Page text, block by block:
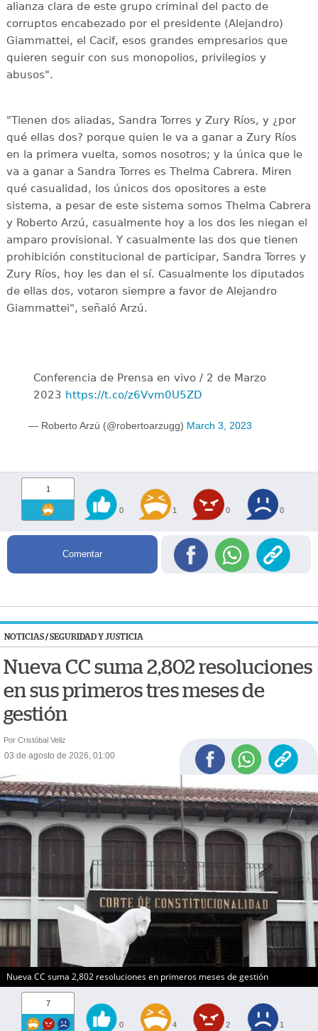
alianza clara de este grupo criminal del pacto de
corruptos encabezado por el presidente (Alejandro)
Giammattei, el Cacif, esos grandes empresarios que
quieren seguir con sus monopolios, privilegios y
abusos".
"Tienen dos aliadas, Sandra Torres y Zury Ríos, y ¿por
qué ellas dos? porque quien le va a ganar a Zury Ríos
en la primera vuelta, somos nosotros; y la única que le
va a ganar a Sandra Torres es Thelma Cabrera. Miren
qué casualidad, los únicos dos opositores a este
sistema, a pesar de este sistema somos Thelma Cabrera
y Roberto Arzú, casualmente hoy a los dos les niegan el
amparo provisional. Y casualmente las dos que tienen
prohibición constitucional de participar, Sandra Torres y
Zury Ríos, hoy les dan el sí. Casualmente los diputados
de ellas dos, votaron siempre a favor de Alejandro
Giammattei", señaló Arzú.
Conferencia de Prensa en vivo / 2 de Marzo
2023 https://t.co/z6Vvm0U5ZD
— Roberto Arzú (@robertoarzugg) March 3, 2023
1
0 1 0 0
Comentar
NOTICIAS/SEGURIDAD Y JUSTICIA
Nueva CC suma 2,802 resoluciones
en sus primeros tres meses de
gestión
Por Cristóbal Veliz
03 de agosto de 2026, 01:00
Nueva CC suma 2,802 resoluciones en primeros meses de gestión
7
0 4 2 1